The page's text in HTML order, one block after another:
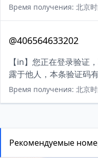
Время получения: 北京
@406564633202
【in】您正在登录验证
露于他人，本条验证码
Время получения: 北京
Рекомендуемые